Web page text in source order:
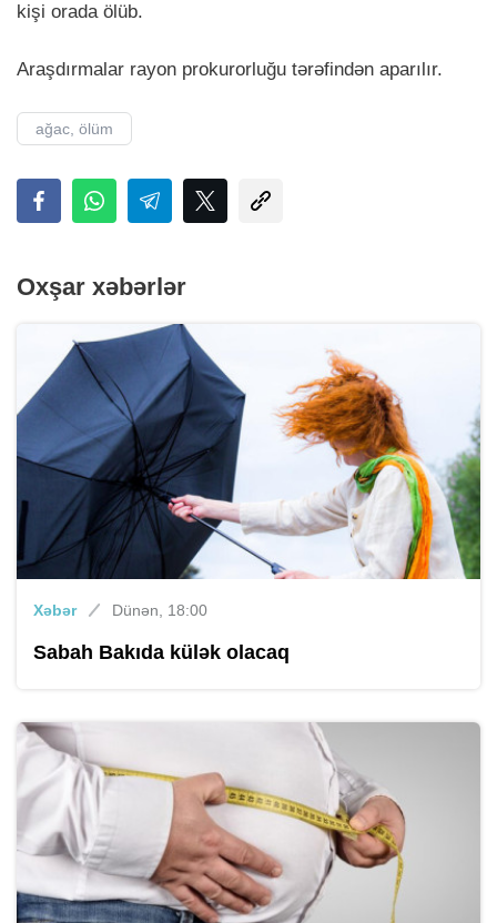
kişi orada ölüb.
Araşdırmalar rayon prokurorluğu tərəfindən aparılır.
ağac, ölüm
Oxşar xəbərlər
Xəbər Dünən, 18:00
Sabah Bakıda külək olacaq